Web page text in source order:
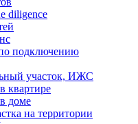
diligence
подключению
участок, ИЖС
квартире
доме
на территории